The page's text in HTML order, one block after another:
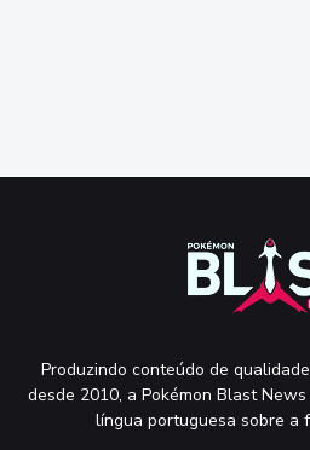
Produzindo conteúdo de
desde 2010, a Pokémon Blast
língua portuguesa sobre a